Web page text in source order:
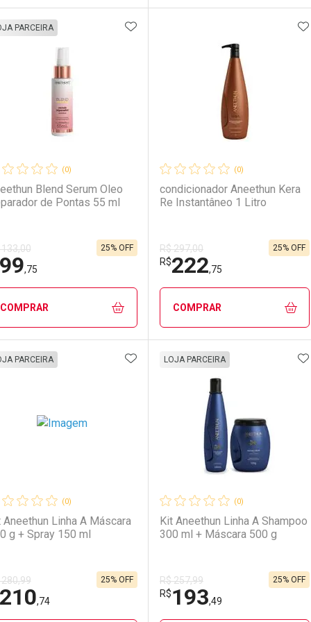
FECHAR
Ativar Desconto
Comprar sem Desconto
FECHAR
Menos
Comprar sem Desconto
Laboratório
Ativar Desconto
Comprar sem Desconto
Por Menos
Comprar sem Desconto
(0)
Blend Serum Oleo
de Pontas 55 ml
PARCEIRA
133,00
99,75
25% OFF
ADICIONAR AOS FAVORITOS
COMPRAR
FECHAR
Ativar Desconto
FECHAR
(0)
condicionador Aneethun Kera
Re Instantâneo 1 Litro
R$ 297,00
R$222,75
25% OFF
COMPRAR
Laboratório
Ativar Desconto
Por Menos
(0)
Aneethun Linha A Máscara
g + Spray 150 ml
PARCEIRA
280,99
210,74
25% OFF
ADICIONAR AOS FAVORITOS
(0)
Kit Aneethun Linha A Shampoo
300 ml + Máscara 500 g
LOJA PARCEIRA
R$ 257,99
R$193,49
25% OFF